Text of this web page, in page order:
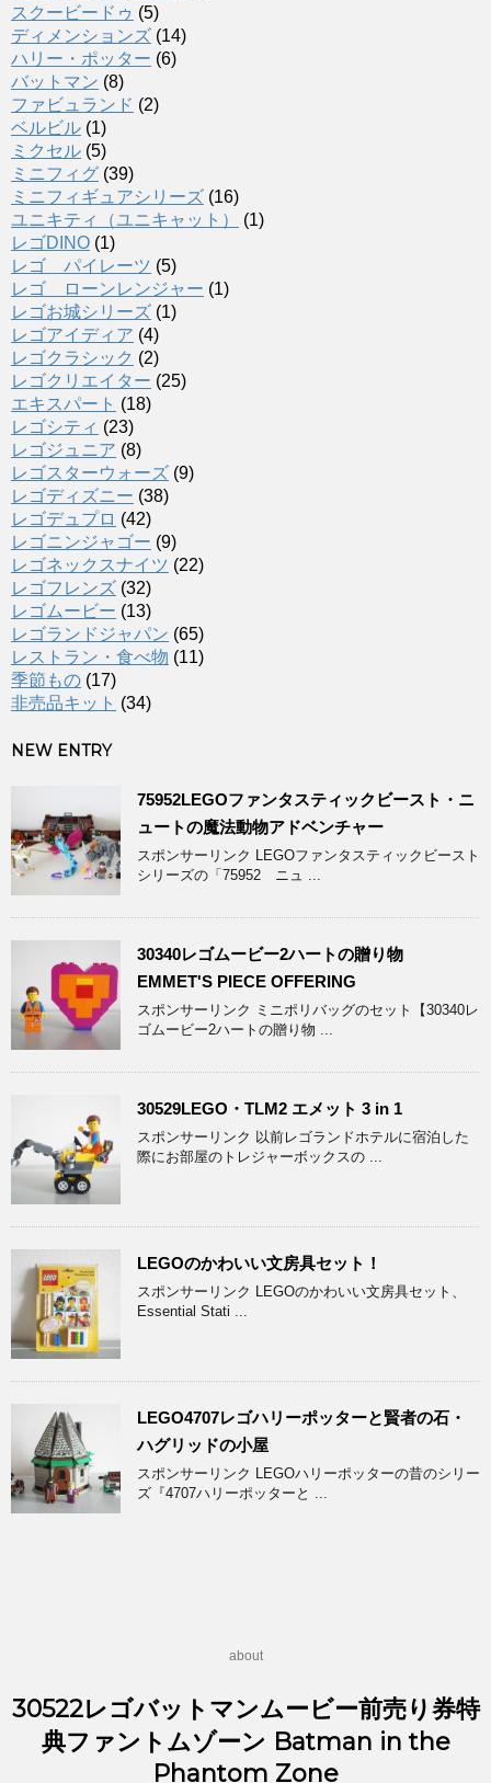
スクービードゥ (5)
ディメンションズ (14)
ハリー・ポッター (6)
バットマン (8)
ファビュランド (2)
ベルビル (1)
ミクセル (5)
ミニフィグ (39)
ミニフィギュアシリーズ (16)
ユニキティ（ユニキャット）
(1)
レゴDINO (1)
レゴ パイレーツ (5)
レゴ ローンレンジャー (1)
レゴお城シリーズ (1)
レゴアイディア (4)
レゴクラシック (2)
レゴクリエイター (25)
エキスパート (18)
レゴシティ (23)
レゴジュニア (8)
レゴスターウォーズ (9)
レゴディズニー (38)
レゴデュプロ (42)
レゴニンジャゴー (9)
レゴネックスナイツ (22)
レゴフレンズ (32)
レゴムービー (13)
レゴランドジャパン (65)
レストラン・食べ物 (11)
季節もの (17)
非売品キット (34)
NEW ENTRY
75952LEGOファンタスティックビースト・ニ
ュートの魔法動物アドベンチャー
スポンサーリンク LEGOファンタスティックビースト
シリーズの「75952 ニュ ...
30340レゴムービー2ハートの贈り物
EMMET'S PIECE OFFERING
スポンサーリンク ミニポリバッグのセット【30340レ
ゴムービー2ハートの贈り物 ...
30529LEGO・TLM2 エメット 3 in 1
スポンサーリンク 以前レゴランドホテルに宿泊した
際にお部屋のトレジャーボックスの ...
LEGOのかわいい文房具セット！
スポンサーリンク LEGOのかわいい文房具セット、
Essential Stati ...
LEGO4707レゴハリーポッターと賢者の石・
ハグリッドの小屋
スポンサーリンク LEGOハリーポッターの昔のシリー
ズ『4707ハリーポッターと ...
about
30522レゴバットマンムービー前売り券特
典ファントムゾーン Batman in the
Phantom Zone